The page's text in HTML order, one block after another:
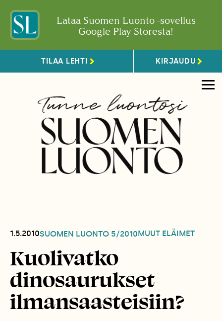
Lataa Suomen Luonto -sovellus
Google Play Storesta!
TILAA LEHTI KIRJAUDU
1.5.2010SUOMEN LUONTO 5/2010MUUT ELÄIMET
Kuolivatko
dinosaurukset
ilmansaasteisiin?